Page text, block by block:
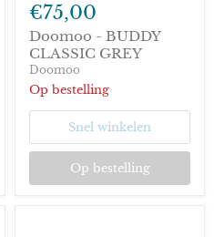
BUDDY
CLASSIC
GREY
€75,00
Doomoo - BUDDY
CLASSIC GREY
Doomoo
Op bestelling
Snel winkelen
Op bestelling